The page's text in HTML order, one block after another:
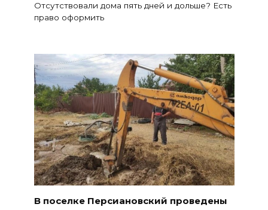
Отсутствовали дома пять дней и дольше? Есть
право оформить
В поселке Персиановский проведены